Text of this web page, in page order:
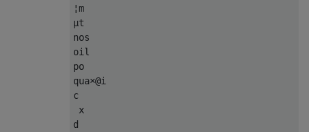
¦m
µt
nos
oil
po
qua×@i
c
x
d